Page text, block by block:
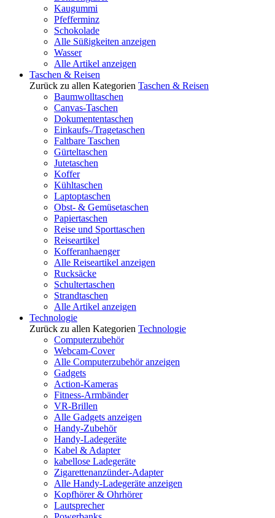
Kaugummi
Pfefferminz
Schokolade
Alle Süßigkeiten anzeigen
Wasser
Alle Artikel anzeigen
Taschen & Reisen
Zurück zu allen Kategorien Taschen & Reisen
Baumwolltaschen
Canvas-Taschen
Dokumententaschen
Einkaufs-/Tragetaschen
Faltbare Taschen
Gürteltaschen
Jutetaschen
Koffer
Kühltaschen
Laptoptaschen
Obst- & Gemüsetaschen
Papiertaschen
Reise und Sporttaschen
Reiseartikel
Kofferanhaenger
Alle Reiseartikel anzeigen
Rucksäcke
Schultertaschen
Strandtaschen
Alle Artikel anzeigen
Technologie
Zurück zu allen Kategorien Technologie
Computerzubehör
Webcam-Cover
Alle Computerzubehör anzeigen
Gadgets
Action-Kameras
Fitness-Armbänder
VR-Brillen
Alle Gadgets anzeigen
Handy-Zubehör
Handy-Ladegeräte
Kabel & Adapter
kabellose Ladegeräte
Zigarettenanzünder-Adapter
Alle Handy-Ladegeräte anzeigen
Kopfhörer & Ohrhörer
Lautsprecher